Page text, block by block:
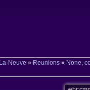
Neuve » Reunions » None,